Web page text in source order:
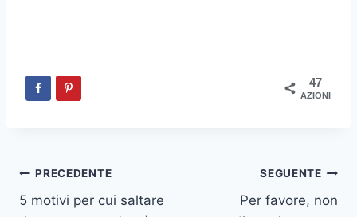
47
AZIONI
Navigazione
articoli
PRECEDENTE
5 motivi per cui saltare
SEGUENTE
Per favore, non